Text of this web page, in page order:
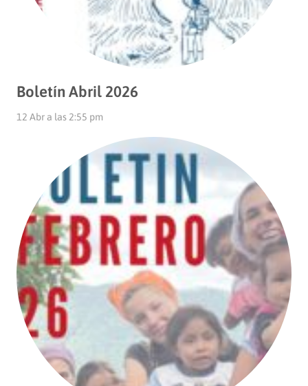
Boletín Abril 2026
12 Abr a las 2:55 pm